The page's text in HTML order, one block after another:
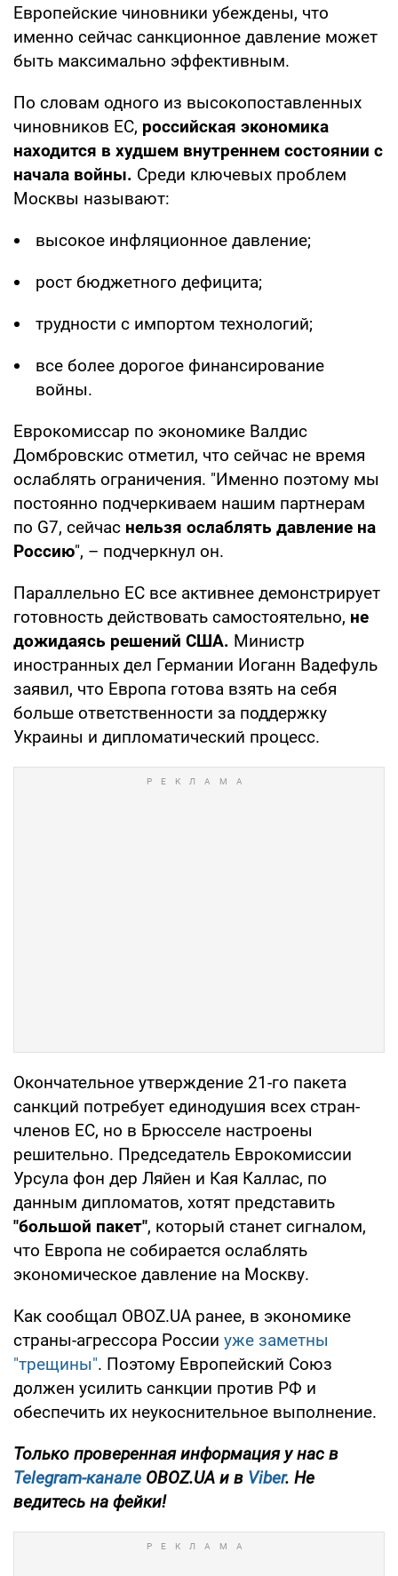
Европейские чиновники убеждены, что
именно сейчас санкционное давление может
быть максимально эффективным.
По словам одного из высокопоставленных
чиновников ЕС, российская экономика
находится в худшем внутреннем состоянии с
начала войны. Среди ключевых проблем
Москвы называют:
высокое инфляционное давление;
рост бюджетного дефицита;
трудности с импортом технологий;
все более дорогое финансирование
войны.
Еврокомиссар по экономике Валдис
Домбровскис отметил, что сейчас не время
ослаблять ограничения. "Именно поэтому мы
постоянно подчеркиваем нашим партнерам
по G7, сейчас нельзя ослаблять давление на
Россию", – подчеркнул он.
Параллельно ЕС все активнее демонстрирует
готовность действовать самостоятельно, не
дожидаясь решений США. Министр
иностранных дел Германии Иоганн Вадефуль
заявил, что Европа готова взять на себя
больше ответственности за поддержку
Украины и дипломатический процесс.
Окончательное утверждение 21-го пакета
санкций потребует единодушия всех стран-
членов ЕС, но в Брюсселе настроены
решительно. Председатель Еврокомиссии
Урсула фон дер Ляйен и Кая Каллас, по
данным дипломатов, хотят представить
"большой пакет", который станет сигналом,
что Европа не собирается ослаблять
экономическое давление на Москву.
Как сообщал OBOZ.UA ранее, в экономике
страны-агрессора России уже заметны
"трещины". Поэтому Европейский Союз
должен усилить санкции против РФ и
обеспечить их неукоснительное выполнение.
Только проверенная информация у нас в
Telegram-канале OBOZ.UA и в Viber. Не
ведитесь на фейки!